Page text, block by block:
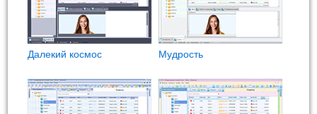
Далекий космос Мудрость